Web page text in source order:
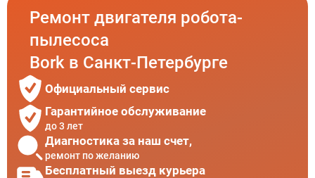
Ремонт двигателя робота-
пылесоса
Bork в Санкт-Петербурге
Официальный сервис
Гарантийное обслуживание
до 3 лет
Диагностика за наш счет,
ремонт по желанию
Бесплатный выезд курьера